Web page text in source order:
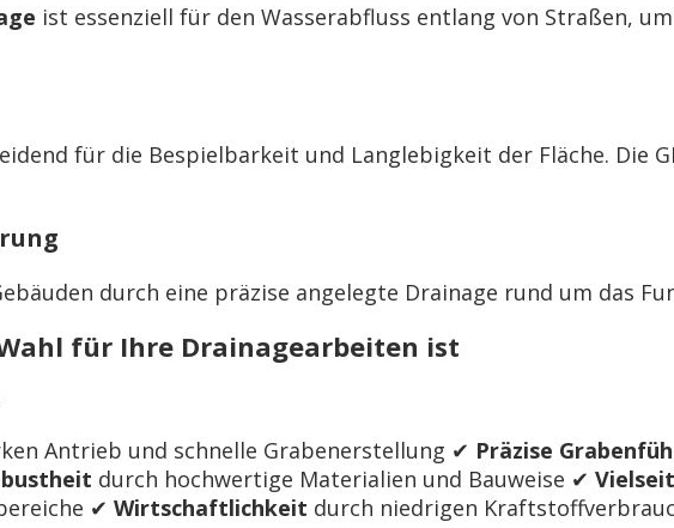
ist essenziell für den Wasserabfluss entlang von Straßen,
für die Bespielbarkeit und Langlebigkeit der Fläche. Die
durch eine präzise angelegte Drainage rund um das
für Ihre Drainagearbeiten ist
Antrieb und schnelle Grabenerstellung ✔ Präzise
durch hochwertige Materialien und Bauweise ✔
✔ Wirtschaftlichkeit durch niedrigen